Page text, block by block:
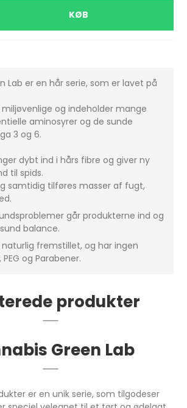
KØB
Lab er en hår serie, som er lavet på
og indeholder mange
aminosyrer og de sunde
3 og 6.
dybt ind i hårs fibre og giver ny
til spids.
samtidig tilføres masser af fugt,
går produkterne ind og
balance.
fremstillet, og har ingen
PEG og Parabener.
produkter
Green Lab
er en unik serie, som tilgodeser